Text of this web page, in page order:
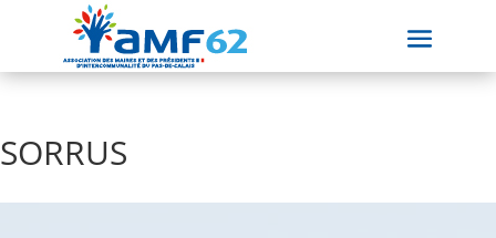
SORRUS